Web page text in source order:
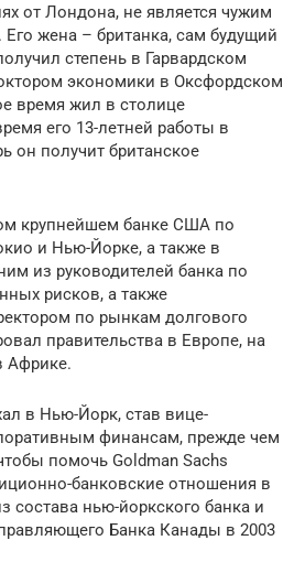
от Лондона, не является чужим
жена – британка, сам будущий
степень в Гарвардском
экономики в Оксфордском
время жил в столице
его 13-летней работы в
он получит британское
крупнейшем банке США по
и Нью-Йорке, а также в
из руководителей банка по
рисков, а также
по рынкам долгового
правительства в Европе, на
Африке.
в Нью-Йорк, став вице-
финансам, прежде чем
помочь Goldman Sachs
банковские отношения в
состава нью-йоркского банка и
Банка Канады в 2003